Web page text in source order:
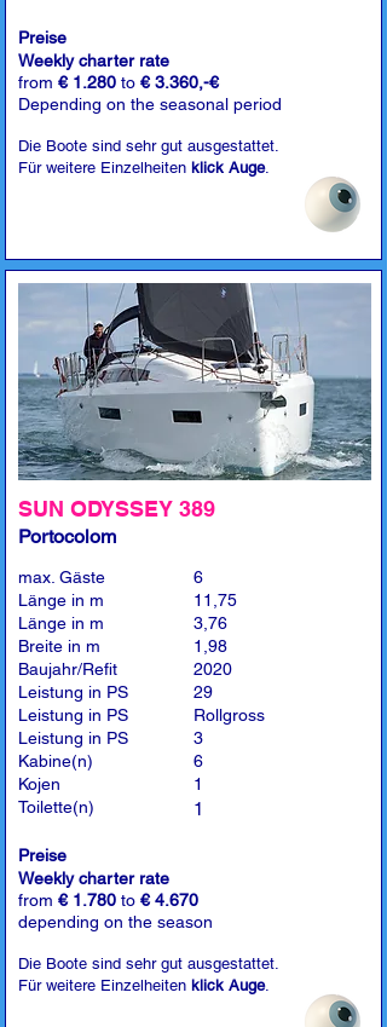
Preise
Weekly charter rate
from € 1.280 to € 3.360,-€
Depending on the seasonal period
Die Boote sind sehr gut ausgestattet.
Für weitere Einzelheiten klick Auge.
SUN ODYSSEY 389
Portocolom
max. Gäste
Länge in m
Länge in m
Breite in m
Baujahr/Refit
Leistung in PS
Leistung in PS
Leistung in PS
Kabine(n)
Kojen
Toilette(n)
6
11,75
3,76
1,98
2020
29
Rollgross
3
6
1
1
Preise
Weekly charter rate
from € 1.780 to € 4.670
depending on the season
Die Boote sind sehr gut ausgestattet.
Für weitere Einzelheiten klick Auge.